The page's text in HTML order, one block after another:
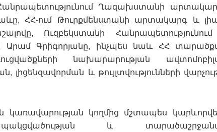
Ղազախստանի
ՀՀ-ում Թուրքմենստանի արտակարգ և
Ուզբեկստանի
Գրիգորյանը, ինչպես նաև ՀՀ
նախարարության
և թույլտվությունների
կողմից մշտապես
և